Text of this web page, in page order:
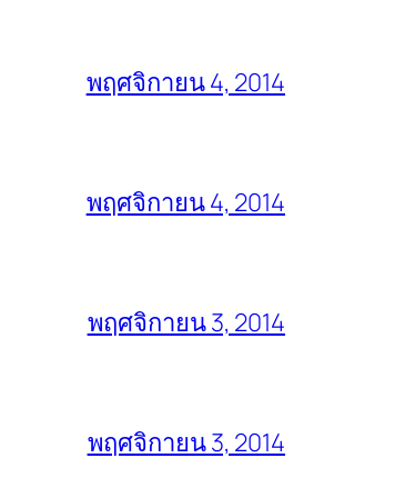
พฤศจิกายน 4, 2014
พฤศจิกายน 4, 2014
พฤศจิกายน 3, 2014
พฤศจิกายน 3, 2014